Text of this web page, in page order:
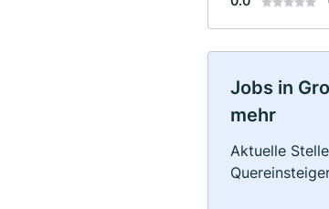
Jobs in
mehr
Aktuelle